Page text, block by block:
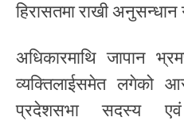
हिरासतमा राखी अनुसन्धान
अधिकारमाथि जापान
व्यक्तिलाईसमेत लगेको
प्रदेशसभा सदस्य